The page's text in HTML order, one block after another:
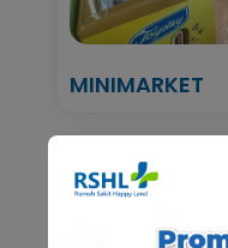
MINIMARKET